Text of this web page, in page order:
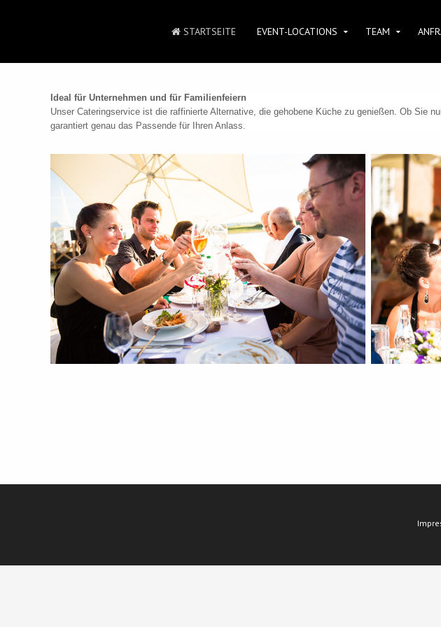
STARTSEITE EVENT-LOCATIONS TEAM
Ideal für Unternehmen und für Familienfeiern
Unser Cateringservice ist die raffinierte Alternative, die gehobene Küche zu genießen. Ob Sie
garantiert genau das Passende für Ihren Anlass.